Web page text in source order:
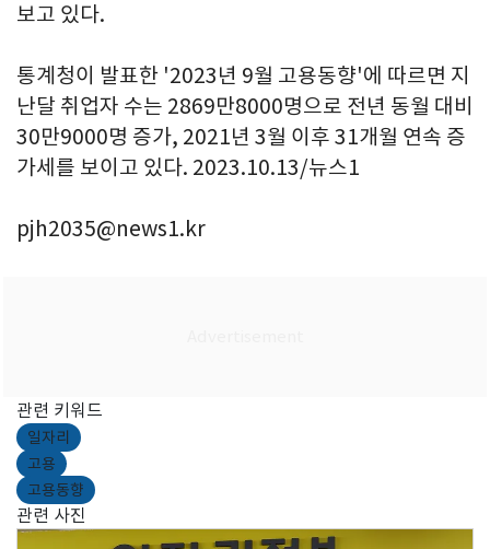
보고 있다.
통계청이 발표한 '2023년 9월 고용동향'에 따르면 지
난달 취업자 수는 2869만8000명으로 전년 동월 대비
30만9000명 증가, 2021년 3월 이후 31개월 연속 증
가세를 보이고 있다. 2023.10.13/뉴스1
pjh2035@news1.kr
관련 키워드
일자리
고용
고용동향
관련 사진